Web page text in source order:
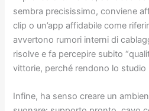
sembra precisissimo, conviene
clip o un’app affidabile come
avvertono rumori interni di
risolve e fa percepire subito
vittorie, perché rendono lo studio
Infine, ha senso creare un